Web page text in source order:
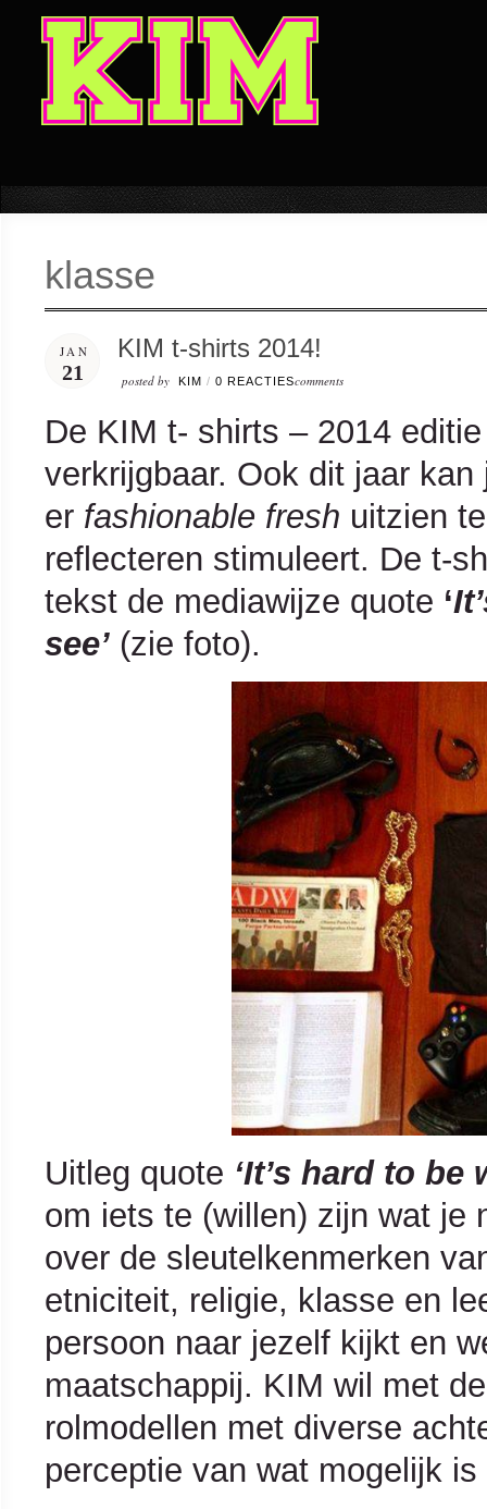
klasse
JAN
21
KIM t-shirts 2014!
posted by KIM / 0 REACTIEScomments
De KIM t- shirts – 2014
verkrijgbaar. Ook dit jaar
er fashionable fresh uitzien
reflecteren stimuleert. De t-
tekst de mediawijze quote ‘
see’ (zie foto).
Uitleg quote ‘It’s hard to
om iets te (willen) zijn wat je
over de sleutelkenmerken
etniciteit, religie, klasse en
persoon naar jezelf kijkt en
maatschappij. KIM wil met
rolmodellen met diverse
perceptie van wat mogelijk